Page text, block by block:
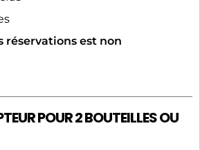
réservations est non
POUR 2 BOUTEILLES OU